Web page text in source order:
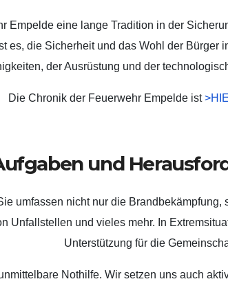
Empelde eine lange Tradition in der
es, die Sicherheit und das Wohl der
der Ausrüstung und der
Die Chronik der Feuerwehr Empelde ist
und
umfassen nicht nur die
Unfallstellen und vieles mehr. In
Unterstützung für die
Nothilfe. Wir setzen uns auch